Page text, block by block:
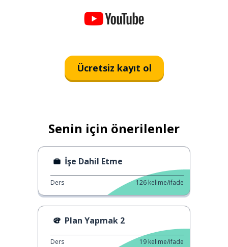
Ücretsiz kayıt ol
Senin için önerilenler
İşe Dahil Etme
Ders 126 kelime/ifade
Plan Yapmak 2
Ders 19 kelime/ifade